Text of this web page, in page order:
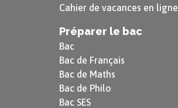
Cahier de vacances en ligne
Préparer le bac
Bac
Bac de Français
Bac de Maths
Bac de Philo
Bac SES